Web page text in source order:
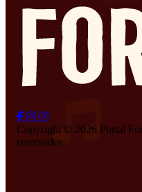
Copyright © 2026 Portal
reservados.